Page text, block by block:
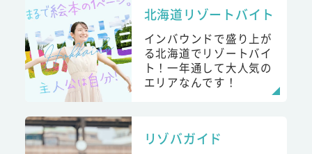
北海道リゾートバイト
インバウンドで盛り上が
る北海道でリゾートバイ
ト！一年通して大人気の
エリアなんです！
リゾバガイド